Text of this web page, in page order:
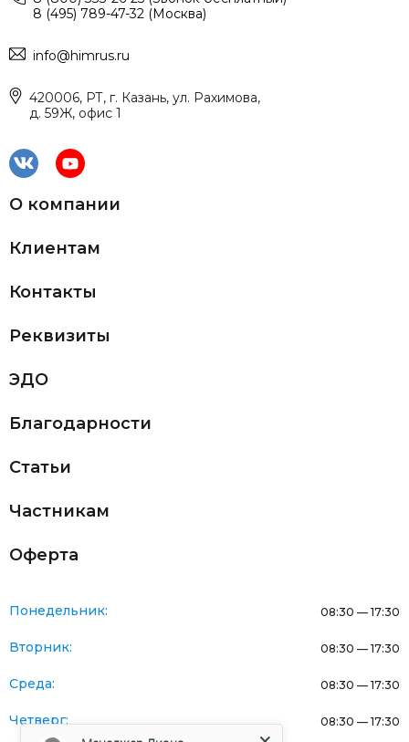
8 (495) 789-47-32 (Москва)
info@himrus.ru
420006, РТ, г. Казань, ул. Рахимова,
д. 59Ж, офис 1
О компании
Клиентам
Контакты
Реквизиты
ЭДО
Благодарности
Статьи
Частникам
Оферта
Понедельник: 08:30 — 17:30
Вторник: 08:30 — 17:30
Среда: 08:30 — 17:30
Четверг: 08:30 — 17:30